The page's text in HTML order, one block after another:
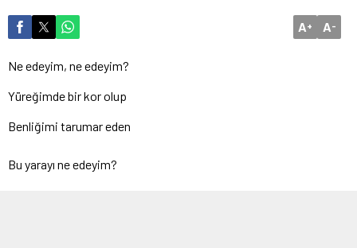
A+ A-
Ne edeyim, ne edeyim?
Yüreğimde bir kor olup
Benliğimi tarumar eden
Bu yarayı ne edeyim?